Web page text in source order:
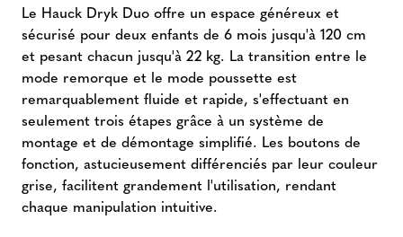
Le Hauck Dryk Duo offre un espace généreux et
sécurisé pour deux enfants de 6 mois jusqu'à 120 cm
et pesant chacun jusqu'à 22 kg. La transition entre le
mode remorque et le mode poussette est
remarquablement fluide et rapide, s'effectuant en
seulement trois étapes grâce à un système de
montage et de démontage simplifié. Les boutons de
fonction, astucieusement différenciés par leur couleur
grise, facilitent grandement l'utilisation, rendant
chaque manipulation intuitive.